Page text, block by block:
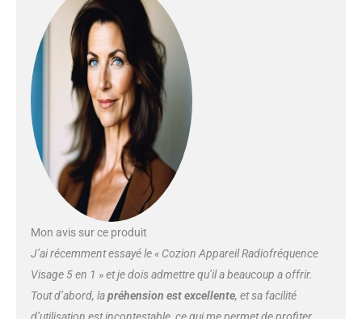
Mon avis sur ce produit
J’ai récemment essayé le « Cozion Appareil Radiofréquence
Visage 5 en 1 » et je dois admettre qu’il a beaucoup a offrir.
Tout d’abord, lapréhension est excellente, et sa facilité
d’utilisation est incontestable, ce qui me permet de profiter